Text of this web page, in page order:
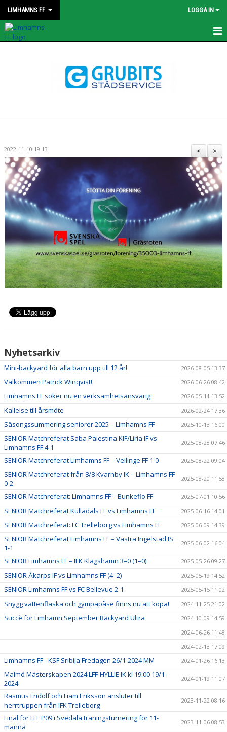
LIMHAMNS FF LOGGA IN
KALENDER
MATCHER
PROFILKLÄDER
AVGIFTER
ANMÄLAN
LIMHAMN BACKYARD ULTRA
>
<
2022-11-10 19:13
Nyhetsarkiv
Mini-backyard för alla barn upp till 12 år! 2026-08-05 13:37
Välkommen Patrick Winqvist! 2026-06-26 08:42
Limhamns FF söker nu en verksamhetsansvarig 2026-05-11 13:52
Kallelse till årsmöte 2026-02-24 17:36
Säsongssummering seniorer 2025 – Limhamns FF 2025-10-13 16:00
SENIOR Matchreferat Saba Palestina KIF/Liria IF vs
Limhamns FF 4-1
2025-08-28 07:46
SENIOR Matchreferat Limhamns FF – Vellinge FF 1-0 2025-08-22 09:04
SENIOR Matchreferat från 8/8 Kvarnby IK – Limhamns FF
0-2
2025-08-20 11:58
SENIOR Matchreferat: Limhamns FF – Bunkeflo FF 2025-07-01 10:56
SENIOR Matchreferat Kulladals FF vs Limhamns FF 2025-06-16 14:01
SENIOR Matchreferat: FC Trelleborg vs Limhamns FF 2025-06-09 14:39
SENIOR Matchreferat Limhamns FF – Västra Ingelstad IS
1-1
2025-06-02 16:04
SENIOR Limhamns FF – IFK Klagshamn 3–0 (1–0) 2025-05-26 09:27
SENIOR Åkarps IF vs Limhamns FF (4–2) 2025-05-19 14:52
SENIOR Limhamns FF vs FC Bellevue 2-1 2025-05-15 11:02
Snygg vattenflaska och gympapåse finns nu att köpa! 2024-11-25 21:02
Succè för Limhamn September Backyard Ultra
2024-10-09 14:59
2024-06-26 11:48
2024-02-13 17:09
Limhamns FF - KSF Sribija Fredagen 26/1-2024 MM 2024-01-26 16:13
Malmö Mästerskapen 2024 LFF-HYLLIE IK kl 19:00 19/1-
2024
2024-01-19 11:07
Rasmus Fridolf och Liam Eriksson ansluter till
herrtruppen från IFK Trelleborg
2023-11-22 08:16
Final för LFF P09 i Svedala träningsturnering för 11-
manna
2023-11-06 08:53